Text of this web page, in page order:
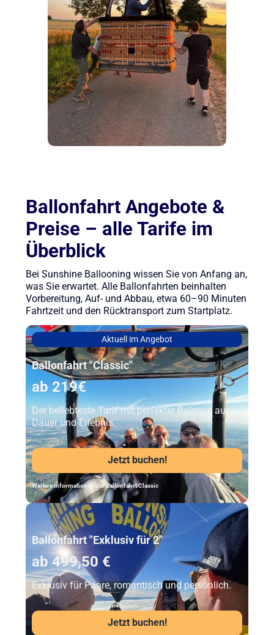
Ballonfahrt Angebote &
Preise – alle Tarife im
Überblick
Bei Sunshine Ballooning wissen Sie von Anfang an,
was Sie erwartet. Alle Ballonfahrten beinhalten
Vorbereitung, Auf- und Abbau, etwa 60–90 Minuten
Fahrtzeit und den Rücktransport zum Startplatz.
Aktuell im Angebot
Ballonfahrt "Classic"
ab 219€
Der beliebteste Tarif mit perfekter Balance aus
Dauer und Erlebnis.
Jetzt buchen!
Weitere Informationen zur Ballonfahrt Classic
Unser Beststeller
Ballonfahrt "Exklusiv für 2"
ab 499,50 €
Exklusiv für Paare, romantisch und persönlich.
Jetzt buchen!